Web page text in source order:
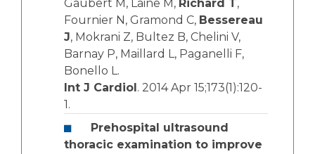
Gaubert M, Laine M, Richard T,
Fournier N, Gramond C, Bessereau
J, Mokrani Z, Bultez B, Chelini V,
Barnay P, Maillard L, Paganelli F,
Bonello L.
Int J Cardiol . 2014 Apr 15;173(1):120-
1.
Prehospital ultrasound
thoracic examination to improve